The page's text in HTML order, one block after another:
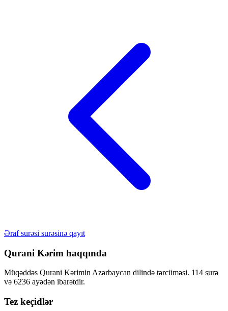
Əraf surəsi surəsinə qayıt
Qurani Kərim haqqında
Müqəddəs Qurani Kərimin Azərbaycan dilində tərcüməsi. 114 surə
və 6236 ayədən ibarətdir.
Tez keçidlər